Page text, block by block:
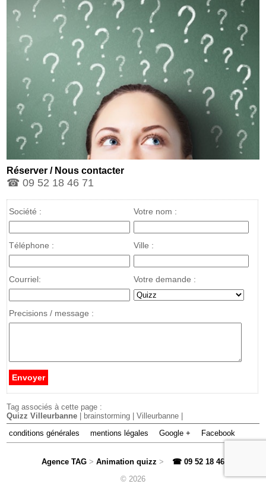
Réserver / Nous contacter
☎ 09 52 18 46 71
Société : Votre nom :
Téléphone : Ville :
Courriel: Votre demande :
Precisions / message :
Tag associés à cette page :
Quizz Villeurbanne | brainstorming | Villeurbanne |
conditions générales
mentions légales Google + Facebook
Agence TAG > Animation quizz > ☎ 09 52 18 46 71
© 2026